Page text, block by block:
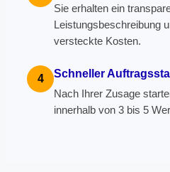
Sie erhalten ein
Leistungsbeschreibung
versteckte Kosten.
4 Schneller
Nach Ihrer Zusage
innerhalb von 3 bis 5